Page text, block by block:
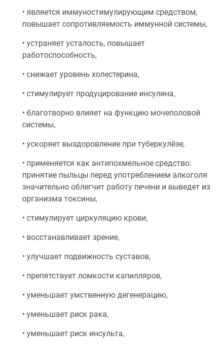
• является иммуностимулирующим средством,
повышает сопротивляемость иммунной системы,
• устраняет усталость, повышает
работоспособность,
• снижает уровень холестерина,
• стимулирует продуцирование инсулина,
• благотворно влияет на функцию мочеполовой
системы,
• ускоряет выздоровление при туберкулёзе,
• применяется как антипохмельное средство:
принятие пыльцы перед употреблением алкоголя
значительно облегчит работу печени и выведет из
организма токсины,
• стимулирует циркуляцию крови,
• восстанавливает зрение,
• улучшает подвижность суставов,
• препятствует ломкости капилляров,
• уменьшает умственную дегенерацию,
• уменьшает риск рака,
• уменьшает риск инсульта,